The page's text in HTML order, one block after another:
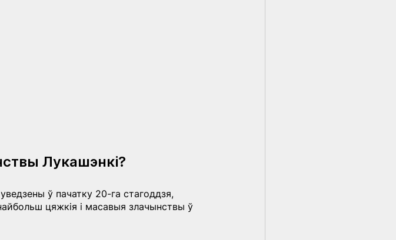
Лукашэнкі?
ў пачатку 20-га стагоддзя,
цяжкія і масавыя злачынствы ў